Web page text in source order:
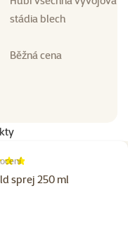
stádia blech
Běžná cena
sprej 250 ml
hodnocení: 4